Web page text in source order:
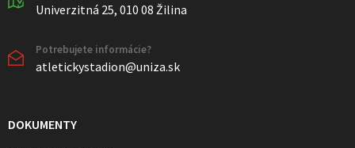
Univerzitná 25, 010 08 Žilina
Potrebujete informácie?
atletickystadion@uniza.sk
DOKUMENTY